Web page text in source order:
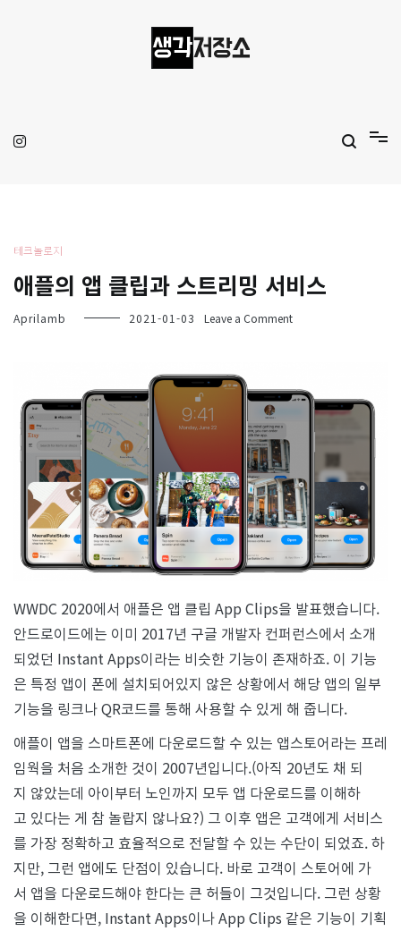
테크놀로지
애플의 앱 클립과 스트리밍 서비스
Aprilamb 2021-01-03 Leave a Commenton
클
리
밍
서
비
스
WWDC 2020에서 애플은 앱 클립 App Clips을 발표했습니다.
안드로이드에는 이미 2017년 구글 개발자 컨퍼런스에서 소개
되었던 Instant Apps이라는 비슷한 기능이 존재하죠. 이 기능
은 특정 앱이 폰에 설치되어있지 않은 상황에서 해당 앱의 일부
기능을 링크나 QR코드를 통해 사용할 수 있게 해 줍니다.
애플이 앱을 스마트폰에 다운로드할 수 있는 앱스토어라는 프레
임웍을 처음 소개한 것이 2007년입니다.(아직 20년도 채 되
지 않았는데 아이부터 노인까지 모두 앱 다운로드를 이해하
고 있다는 게 참 놀랍지 않나요?) 그 이후 앱은 고객에게 서비스
를 가장 정확하고 효율적으로 전달할 수 있는 수단이 되었죠. 하
지만, 그런 앱에도 단점이 있습니다. 바로 고객이 스토어에 가
서 앱을 다운로드해야 한다는 큰 허들이 그것입니다. 그런 상황
을 이해한다면, Instant Apps이나 App Clips 같은 기능이 기획